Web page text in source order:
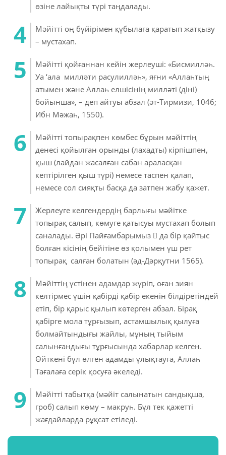
өзіне лайықты түрі таңдалады.
Мәйітті оң бүйірімен құбылаға қаратып жатқызу
– мустахап.
Мәйітті қойғаннан кейін жерлеуші: «Бисмилләһ.
Уа ‘ала милләти расулилләһ», яғни «Аллаһтың
атымен және Аллаһ елшісінің милләті (діні)
бойынша», – деп айтуы абзал (әт-Тирмизи, 1046;
Ибн Мәжаһ, 1550).
Мәйітті топырақпен көмбес бұрын мәйіттің
денесі қойылған орынды (лахадты) кірпішпен,
қыш (лайдан жасалған сабан араласқан
кептірілген қыш түрі) немесе таспен қалап,
немесе сол сияқты басқа да затпен жабу қажет.
Жерлеуге келгендердің барлығы мәйітке
топырақ салып, көмуге қатысуы мустахап болып
саналады. Әрі Пайғамбарымыз  да бір қайтыс
болған кісінің бейітіне өз қолымен үш рет
топырақ салған болатын (әд-Дәрқутни 1565).
Мәйіттің үстінен адамдар жүріп, оған зиян
келтірмес үшін қабірді қабір екенін білдіретіндей
етіп, бір қарыс қылып көтерген абзал. Бірақ
қабірге мола тұрғызып, астамшылық қылуға
болмайтындығы жайлы, мұның тыйым
салынғандығы тұрғысында хабарлар келген.
Өйткені бұл өлген адамды ұлықтауға, Аллаһ
Тағалаға серік қосуға әкеледі.
Мәйітті табытқа (мәйіт салынатын сандықша,
гроб) салып көму – макруһ. Бұл тек қажетті
жағдайларда рұқсат етіледі.